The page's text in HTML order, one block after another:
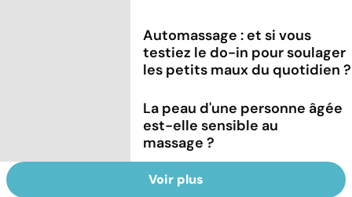
Automassage : et si vous
testiez le do-in pour soulager
les petits maux du quotidien ?
La peau d'une personne âgée
est-elle sensible au
massage ?
Voir plus